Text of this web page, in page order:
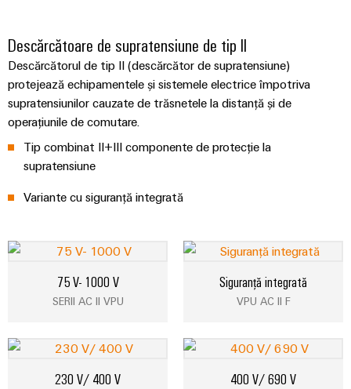
de
cabluri
personalizate
Inovații în
Inovațiile
noastre pentru
industrială.
Descărcătoare de supratensiune de tip II
Descărcătorul de tip II (descărcător de supratensiune)
protejează echipamentele și sistemele electrice împotriva
supratensiunilor cauzate de trăsnetele la distanță și de
operațiunile de comutare.
Tip combinat II+III componente de protecție la
supratensiune
Variante cu siguranță integrată
75 V- 1000 V
SERII AC II VPU
Siguranță integrată
VPU AC II F
230 V/ 400 V 400 V/ 690 V